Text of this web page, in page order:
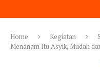
Home Kegiatan
Menanam Itu Asyik, Mudah